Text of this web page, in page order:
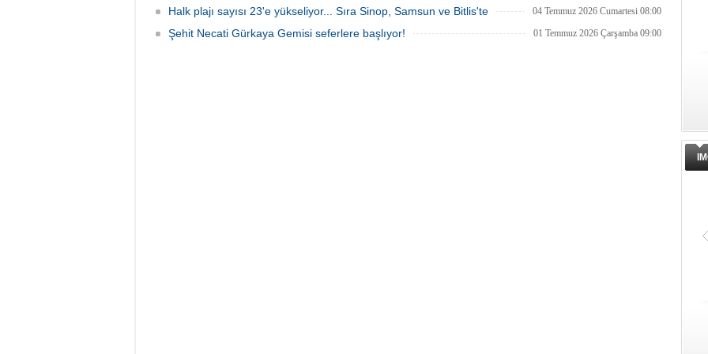
Halk plajı sayısı 23'e yükseliyor... Sıra Sinop, Samsun ve Bitlis'te 04 Temmuz 2026 Cumartesi 08:00
Şehit Necati Gürkaya Gemisi seferlere başlıyor! 01 Temmuz 2026 Çarşamba 09:00